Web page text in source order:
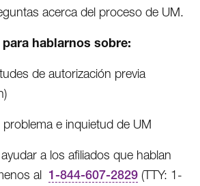
acerca del proceso de UM.
hablarnos sobre:
de autorización previa
e inquietud de UM
a los afiliados que hablan
al 1-844-607-2829 (TTY: 1-